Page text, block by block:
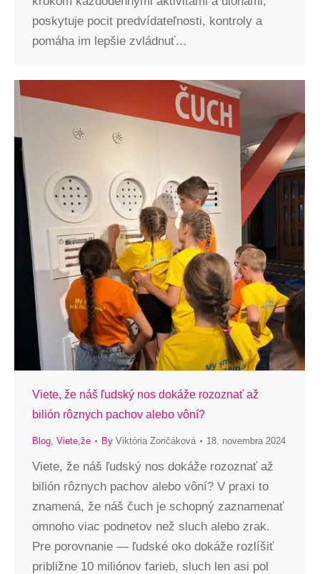
poskytuje pocit predvídateľnosti, kontroly a
pomáha im lepšie zvládnuť…
Viete, že náš ľudský nos dokáže rozoznať až
bilión rôznych pachov alebo vôní?
Blog, Viete,že By Viktória Zoričáková 18. novembra 2024
Viete, že náš ľudský nos dokáže rozoznať až
bilión rôznych pachov alebo vôní? V praxi to
znamená, že náš čuch je schopný zaznamenať
omnoho viac podnetov než sluch alebo zrak.
Pre porovnanie — ľudské oko dokáže rozlíšiť
približne 10 miliónov farieb, sluch len asi pol